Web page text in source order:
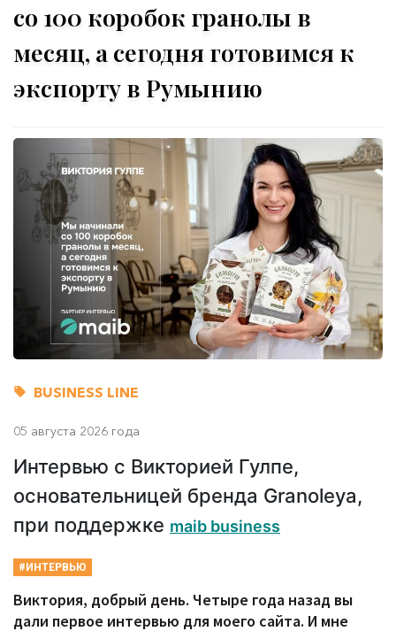
BUSINESS LINE
05 августа 2026 года
со 100 коробок гранолы в
месяц, а сегодня готовимся к
экспорту в Румынию
Интервью с Викторией Гулпе,
основательницей бренда Granoleya,
при поддержке maib business
#ИНТЕРВЬЮ
Виктория, добрый день. Четыре года назад вы
дали первое интервью для моего сайта. И мне